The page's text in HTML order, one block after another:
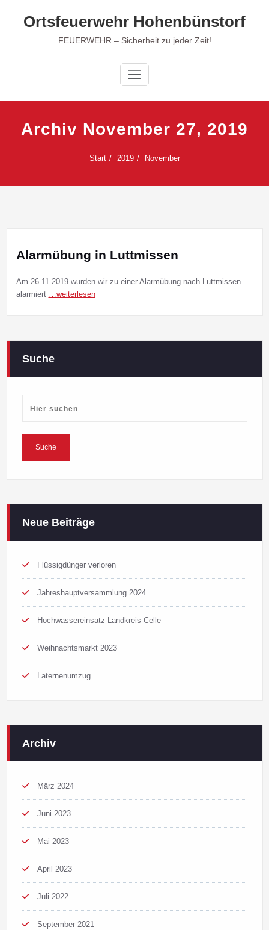
Ortsfeuerwehr Hohenbünstorf
FEUERWEHR – Sicherheit zu jeder Zeit!
Archiv November 27, 2019
Start 2019 November
Alarmübung in Luttmissen
Am 26.11.2019 wurden wir zu einer Alarmübung nach Luttmissen
alarmiert …weiterlesen
Suche
Neue Beiträge
Flüssigdünger verloren
Jahreshauptversammlung 2024
Hochwassereinsatz Landkreis Celle
Weihnachtsmarkt 2023
Laternenumzug
Archiv
März 2024
Juni 2023
Mai 2023
April 2023
Juli 2022
September 2021